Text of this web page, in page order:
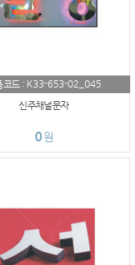
코드 : K33-653-02_045
신주채널문자
0원